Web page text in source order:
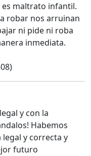
es maltrato infantil.
robar nos arruinan
ni pide ni roba
inmediata.
y con la
Habemos
y correcta y
futuro